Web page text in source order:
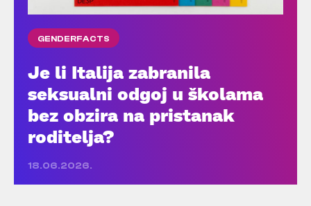
GENDERFACTS
Je li Italija zabranila
seksualni odgoj u školama
bez obzira na pristanak
roditelja?
18.06.2026.